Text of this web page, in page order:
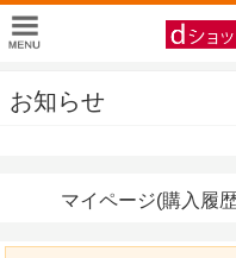
お知らせ
マイページ(購入履